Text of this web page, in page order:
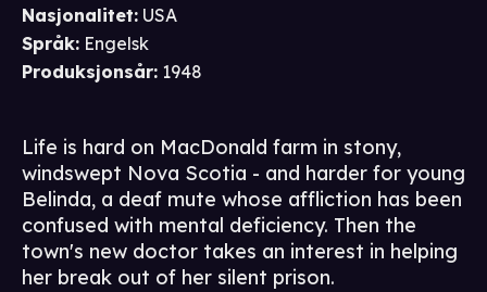
Nasjonalitet: USA
Språk: Engelsk
Produksjonsår: 1948
Life is hard on MacDonald farm in stony,
windswept Nova Scotia - and harder for young
Belinda, a deaf mute whose affliction has been
confused with mental deficiency. Then the
town's new doctor takes an interest in helping
her break out of her silent prison.